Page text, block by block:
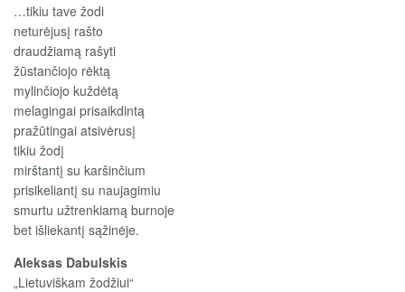
…tikiu tave žodi
neturėjusį rašto
draudžiamą rašyti
žūstančiojo rėktą
mylinčiojo kuždėtą
melagingai prisaikdintą
pražūtingai atsivėrusį
tikiu žodį
mirštantį su karšinčium
prisikeliantį su naujagimiu
smurtu užtrenkiamą burnoje
bet išliekantį sąžinėje.
Aleksas Dabulskis
„Lietuviškam žodžiui“